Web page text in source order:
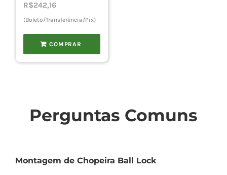
R$242,16
(Boleto/Transferência/Pix)
COMPRAR
Perguntas Comuns
Montagem de Chopeira Ball Lock